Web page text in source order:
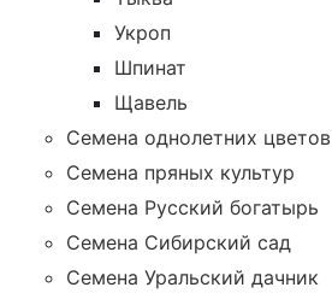
Укроп
Шпинат
Щавель
Семена однолетних цветов
Семена пряных культур
Семена Русский богатырь
Семена Сибирский сад
Семена Уральский дачник